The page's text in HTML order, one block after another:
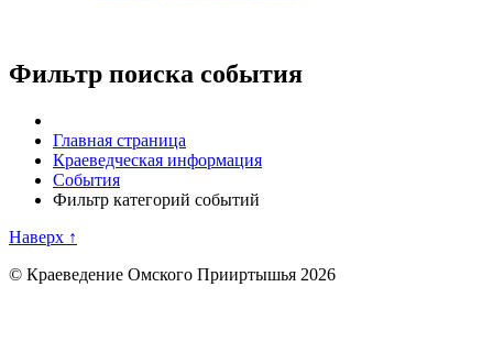
Фильтр поиска события
Главная страница
Краеведческая информация
События
Фильтр категорий событий
Наверх ↑
© Краеведение Омского Прииртышья 2026